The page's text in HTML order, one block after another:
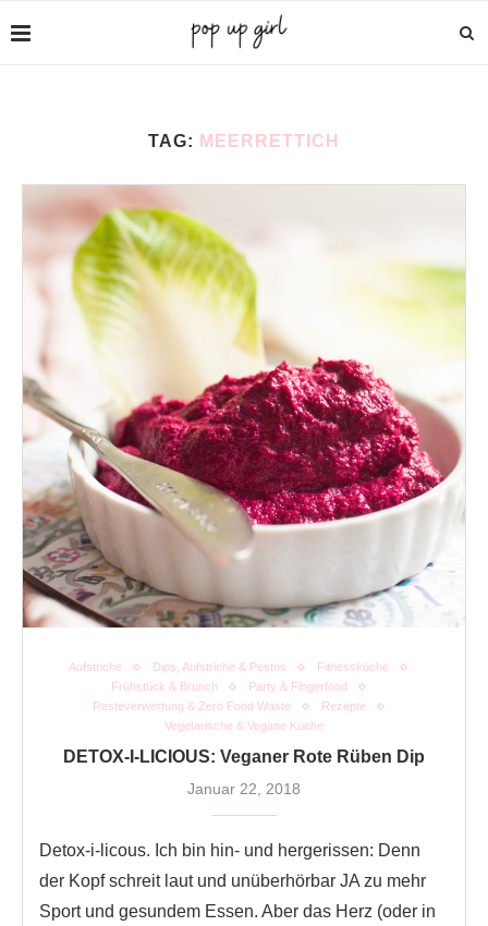
TAG: MEERRETTICH
Aufstriche Dips, Aufstriche & Pestos
Fitnessküche
Frühstück & Brunch
Party & Fingerfood
Resteverwertung & Zero Food Waste
Rezepte
Vegetarische & Vegane Küche
DETOX-I-LICIOUS: Veganer Rote Rüben Dip
Januar 22, 2018
Detox-i-licous. Ich bin hin- und hergerissen: Denn
der Kopf schreit laut und unüberhörbar JA zu mehr
Sport und gesundem Essen. Aber das Herz (oder in